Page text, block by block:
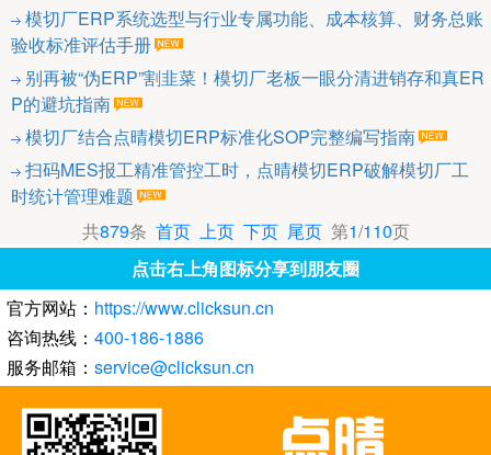
模切厂ERP系统选型与行业专属功能、成本核算、财务总账
验收标准评估手册
别再被“伪ERP”割韭菜！模切厂老板一眼分清进销存和真ER
P的避坑指南
模切厂结合点晴模切ERP标准化SOP完整编写指南
扫码MES报工精准管控工时，点晴模切ERP破解模切厂工
时统计管理难题
共879条 首页 上页 下页 尾页第1/110页
点击右上角图标分享到朋友圈
官方网站： https://www.clicksun.cn
咨询热线： 400-186-1886
服务邮箱： service@clicksun.cn